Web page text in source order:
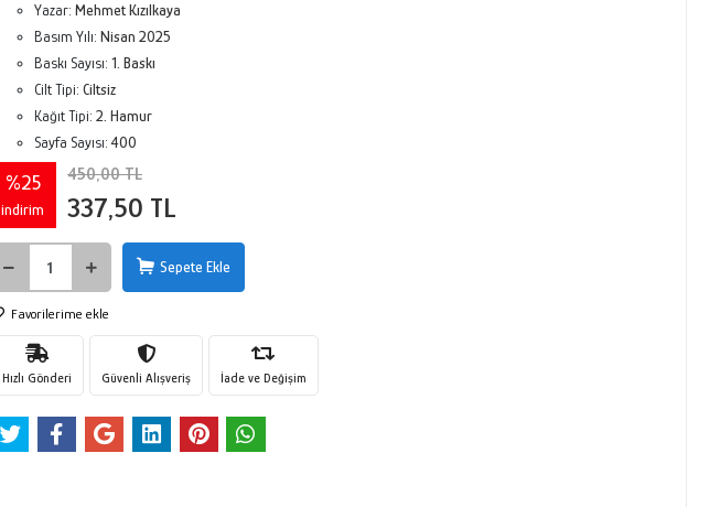
Yazar: Mehmet Kızılkaya
Basım Yılı: Nisan 2025
Baskı Sayısı: 1. Baskı
Cilt Tipi: Ciltsiz
Kağıt Tipi: 2. Hamur
Sayfa Sayısı:400
%25
indirim
450,00 TL
337,50 TL
Sepete Ekle
Favorilerime ekle
Hızlı Gönderi Güvenli Alışveriş İade ve Değişim